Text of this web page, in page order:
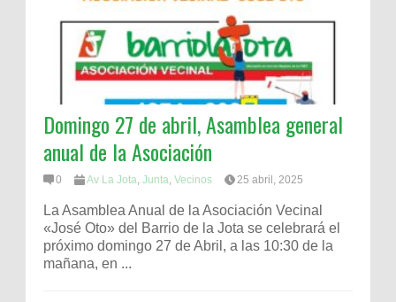
Domingo 27 de abril, Asamblea general
anual de la Asociación
0 Av La Jota, Junta, Vecinos 25 abril, 2025
La Asamblea Anual de la Asociación Vecinal
«José Oto» del Barrio de la Jota se celebrará el
próximo domingo 27 de Abril, a las 10:30 de la
mañana, en ...